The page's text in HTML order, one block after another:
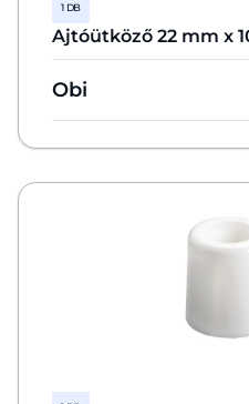
1 DB
Ajtóütköző 22 mm x
Obi